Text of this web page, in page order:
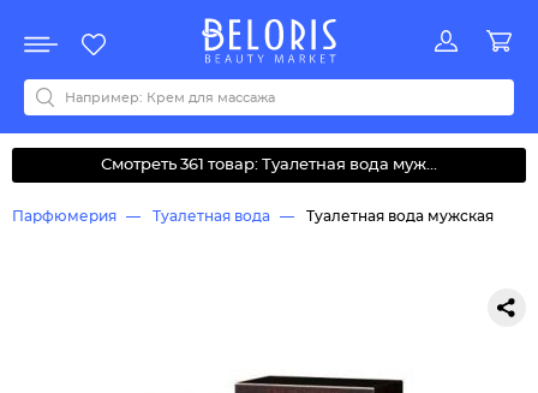
Акции
Все бренды
0-9ABCDEFGHIJKLMNOPQRSTUVWYZАБВДЗИМОКЛНПРСТУФ
Смотреть 361 товар: Туалетная вода муж...
Парфюмерия Туалетная вода Туалетная вода мужская